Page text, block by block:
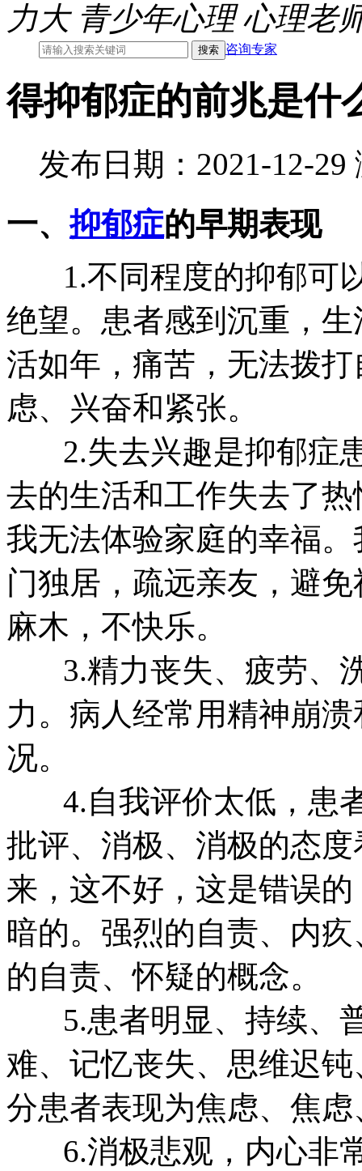
力大 青少年心理 心理老
咨询专家
得抑郁症的前兆是什
发布日期：2021-12-29
一、抑郁症的早期表现
1.不同程度的抑郁可
绝望。患者感到沉重，
活如年，痛苦，无法拨
虑、兴奋和紧张。
2.失去兴趣是抑郁症
去的生活和工作失去了
我无法体验家庭的幸福
门独居，疏远亲友，避
麻木，不快乐。
3.精力丧失、疲劳、
力。病人经常用精神崩
况。
4.自我评价太低，患
批评、消极、消极的态
来，这不好，这是错误
暗的。强烈的自责、内
的自责、怀疑的概念。
5.患者明显、持续、
难、记忆丧失、思维迟
分患者表现为焦虑、焦
6.消极悲观，内心非